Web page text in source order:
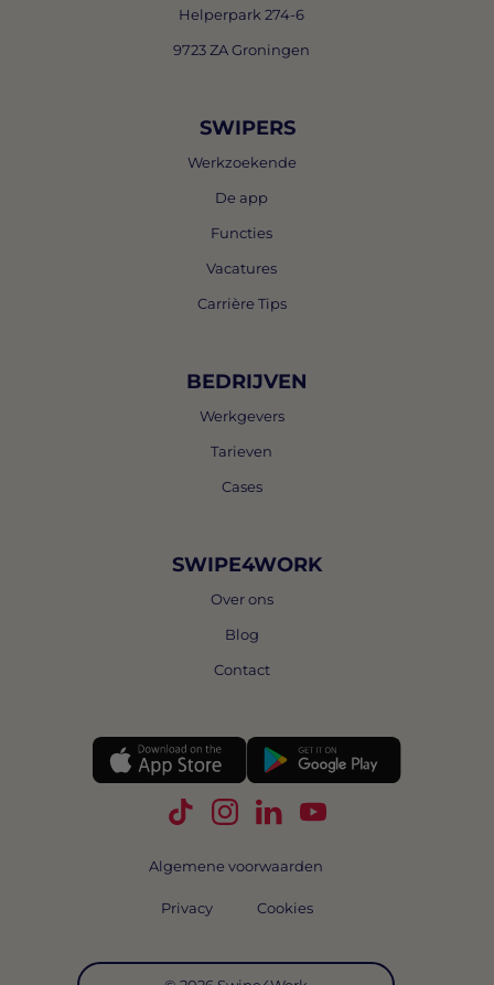
Helperpark 274-6
9723 ZA Groningen
SWIPERS
Werkzoekende
De app
Functies
Vacatures
Carrière Tips
BEDRIJVEN
Werkgevers
Tarieven
Cases
SWIPE4WORK
Over ons
Blog
Contact
Volg Swipe4Work op TikTok
Volg Swipe4Work op
Volg Swipe4Work op
Volg Swipe4Work
Algemene voorwaarden
Privacy Cookies